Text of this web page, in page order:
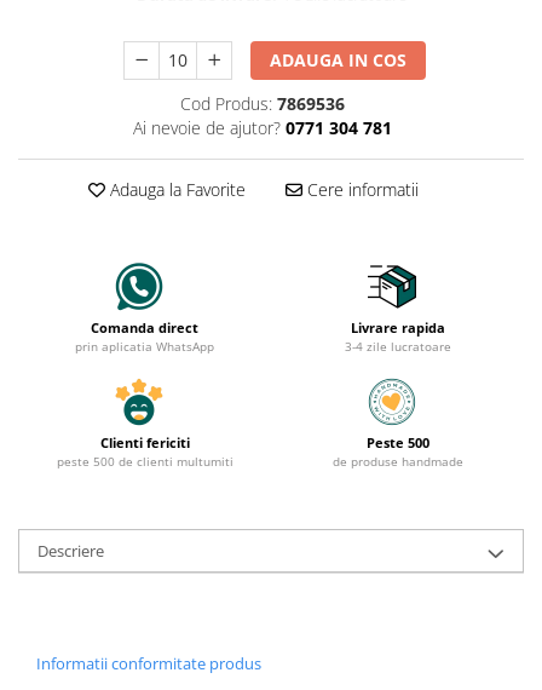
ADAUGA IN COS
Cod Produs: 7869536
Ai nevoie de ajutor? 0771 304 781
Adauga la Favorite Cere informatii
Comanda direct
prin aplicatia WhatsApp
Livrare rapida
3-4 zile lucratoare
Clienti fericiti
peste 500 de clienti multumiti
Peste 500
de produse handmade
Descriere
Informatii conformitate produs